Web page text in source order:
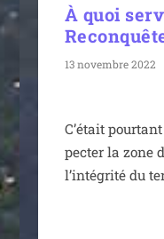
À quoi
13 novembre 2022
C’était
pec­ter la zone
l’intégrité du